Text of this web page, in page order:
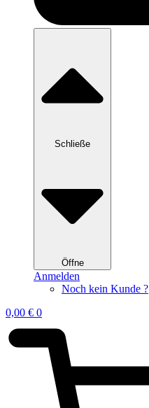
Schließe
Öffne
Anmelden
Noch kein Kunde ?
0,00 € 0